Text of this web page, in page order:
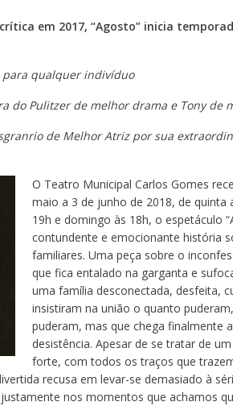
em 2017, “Agosto” inicia
para qualquer indivíduo
do Pulitzer de melhor drama e Tony de
de Melhor Atriz por sua
O Teatro Municipal Carlos Gomes
maio a 3 de junho de 2018, de quinta
19h e domingo às 18h, o espetáculo
contundente e emocionante história
familiares. Uma peça sobre o
que fica entalado na garganta e
uma família desconectada, desfeita,
insistiram na união o quanto
puderam, mas que chega finalmente
desistência. Apesar de se tratar de
forte, com todos os traços que
recusa em levar-se demasiado à
nos momentos que achamos